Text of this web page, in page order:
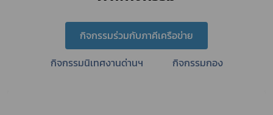
กิจกรรมร่วมกับภาคีเครือข่าย
กิจกรรมนิเทศงานด่านฯ
กิจกรรมกอง